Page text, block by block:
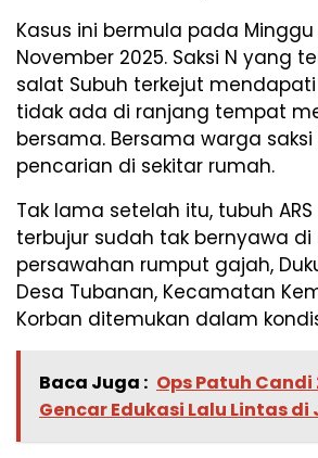
Kasus ini bermula pada Minggu
November 2025. Saksi N yang
salat Subuh terkejut mendapati
tidak ada di ranjang tempat
bersama. Bersama warga saksi
pencarian di sekitar rumah.
Tak lama setelah itu, tubuh
terbujur sudah tak bernyawa di
persawahan rumput gajah,
Desa Tubanan, Kecamatan
Korban ditemukan dalam
Baca Juga : Ops Patuh Candi
Gencar Edukasi Lalu Lintas di